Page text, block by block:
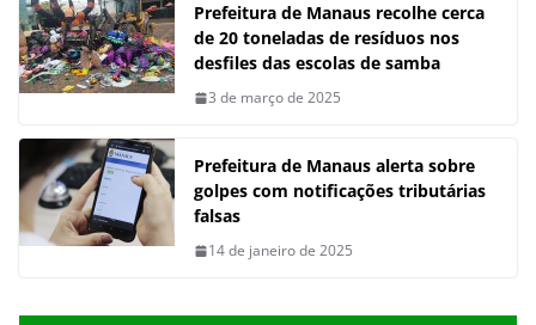
Prefeitura de Manaus recolhe cerca
de 20 toneladas de resíduos nos
desfiles das escolas de samba
3 de março de 2025
Prefeitura de Manaus alerta sobre
golpes com notificações tributárias
falsas
14 de janeiro de 2025